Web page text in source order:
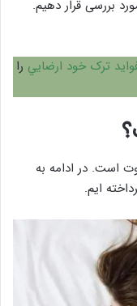
بررسی قرار دهیم.
ترک خود ارضايي را
است. در ادامه به
ایم.